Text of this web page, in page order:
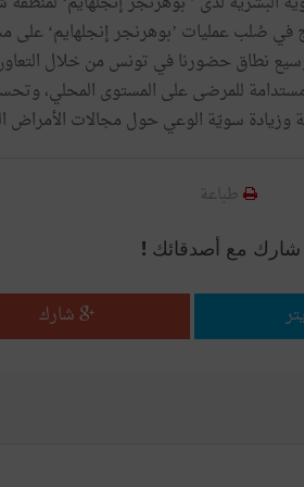
في صُلب عمليات ’بوهرنجر إنجلهايم‘ على
نطاق حضورنا في تونس من خلال
للمرضى على المستوى المحلي،
سويّة الوعي حول مجالات الأمراض
طباعة
شارك مع أصدقائك !
شارك